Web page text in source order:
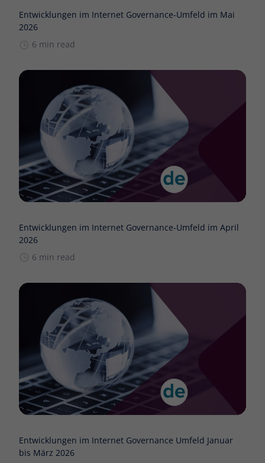
Entwicklungen im Internet Governance-Umfeld im Mai
2026
6 min read
Entwicklungen im Internet Governance-Umfeld im April
2026
6 min read
Entwicklungen im Internet Governance Umfeld Januar
bis März 2026